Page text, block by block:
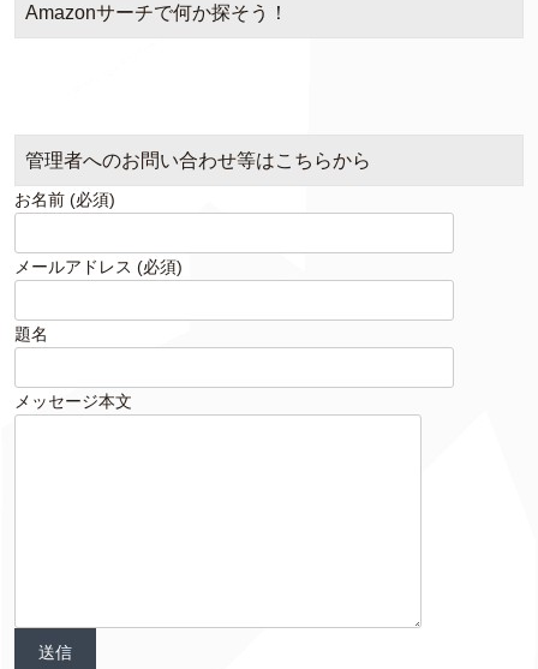
Amazonサーチで何か探そう！
管理者へのお問い合わせ等はこちらから
お名前 (必須)
メールアドレス (必須)
題名
メッセージ本文